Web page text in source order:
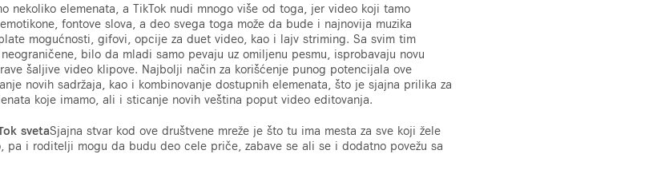
nekoliko elemenata, a TikTok nudi mnogo više od toga, jer video koji tamo
fontove slova, a deo svega toga može da bude i najnovija muzika
mogućnosti, gifovi, opcije za duet video, kao i lajv striming. Sa svim tim
bilo da mladi samo pevaju uz omiljenu pesmu, isprobavaju novu
šaljive video klipove. Najbolji način za korišćenje punog potencijala ove
novih sadržaja, kao i kombinovanje dostupnih elemenata, što je sjajna prilika za
koje imamo, ali i sticanje novih veština poput video editovanja.
svetaSjajna stvar kod ove društvene mreže je što tu ima mesta za sve koji žele
pa i roditelji mogu da budu deo cele priče, zabave se ali se i dodatno povežu sa